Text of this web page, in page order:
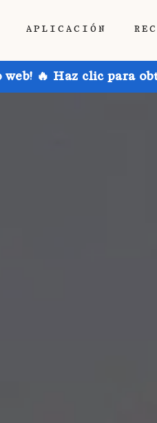
APLICACIÓN
web! 🔥 Haz clic para